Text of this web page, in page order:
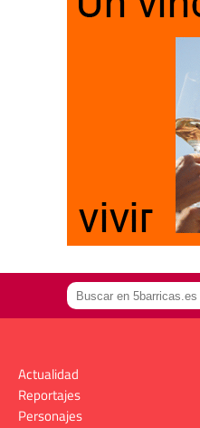
Actualidad
Reportajes
Personajes